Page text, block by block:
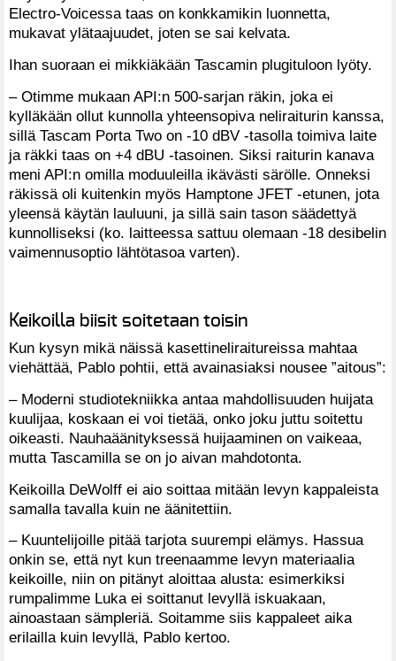
Electro-Voicessa taas on konkkamikin luonnetta,
mukavat ylätaajuudet, joten se sai kelvata.
Ihan suoraan ei mikkiäkään Tascamin plugituloon lyöty.
– Otimme mukaan API:n 500-sarjan räkin, joka ei
kylläkään ollut kunnolla yhteensopiva neliraiturin kanssa,
sillä Tascam Porta Two on -10 dBV -tasolla toimiva laite
ja räkki taas on +4 dBU -tasoinen. Siksi raiturin kanava
meni API:n omilla moduuleilla ikävästi särölle. Onneksi
räkissä oli kuitenkin myös Hamptone JFET -etunen, jota
yleensä käytän lauluuni, ja sillä sain tason säädettyä
kunnolliseksi (ko. laitteessa sattuu olemaan -18 desibelin
vaimennusoptio lähtötasoa varten).
Keikoilla biisit soitetaan toisin
Kun kysyn mikä näissä kasettineliraitureissa mahtaa
viehättää, Pablo pohtii, että avainasiaksi nousee ”aitous”:
– Moderni studiotekniikka antaa mahdollisuuden huijata
kuulijaa, koskaan ei voi tietää, onko joku juttu soitettu
oikeasti. Nauhaäänityksessä huijaaminen on vaikeaa,
mutta Tascamilla se on jo aivan mahdotonta.
Keikoilla DeWolff ei aio soittaa mitään levyn kappaleista
samalla tavalla kuin ne äänitettiin.
– Kuuntelijoille pitää tarjota suurempi elämys. Hassua
onkin se, että nyt kun treenaamme levyn materiaalia
keikoille, niin on pitänyt aloittaa alusta: esimerkiksi
rumpalimme Luka ei soittanut levyllä iskuakaan,
ainoastaan sämpleriä. Soitamme siis kappaleet aika
erilailla kuin levyllä, Pablo kertoo.